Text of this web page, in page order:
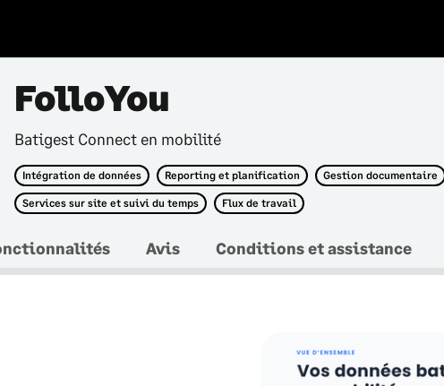
FolloYou
Batigest Connect en mobilité
Intégration de données Reporting et planification Gestion documentaire
Services sur site et suivi du temps Flux de travail
Avis Conditions et assistance